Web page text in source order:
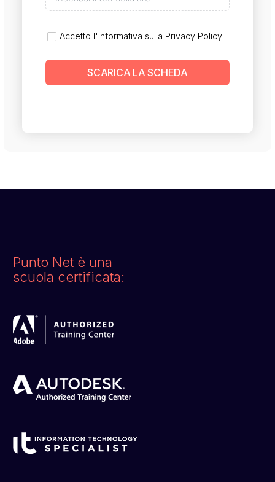
Accetto l'informativa sulla Privacy Policy.
SCARICA LA SCHEDA
Punto Net è una
scuola certificata: